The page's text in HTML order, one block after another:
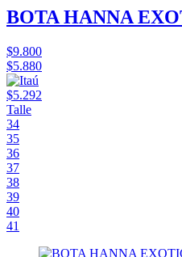
BOTA HANNA
$9.800
$5.880
$5.292
Talle
34
35
36
37
38
39
40
41